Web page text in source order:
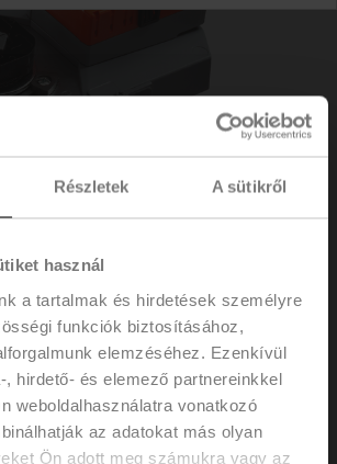
Részletek A sütikről
használ
a tartalmak és hirdetések személyre
funkciók biztosításához,
elemzéséhez. Ezenkívül
, hirdető- és elemező partnereinkkel
weboldalhasználatra vonatkozó
az adatokat más olyan
Ön adott meg számukra vagy az
7
Nm, AC/DC 24 V, nyit/zár, 150 s,